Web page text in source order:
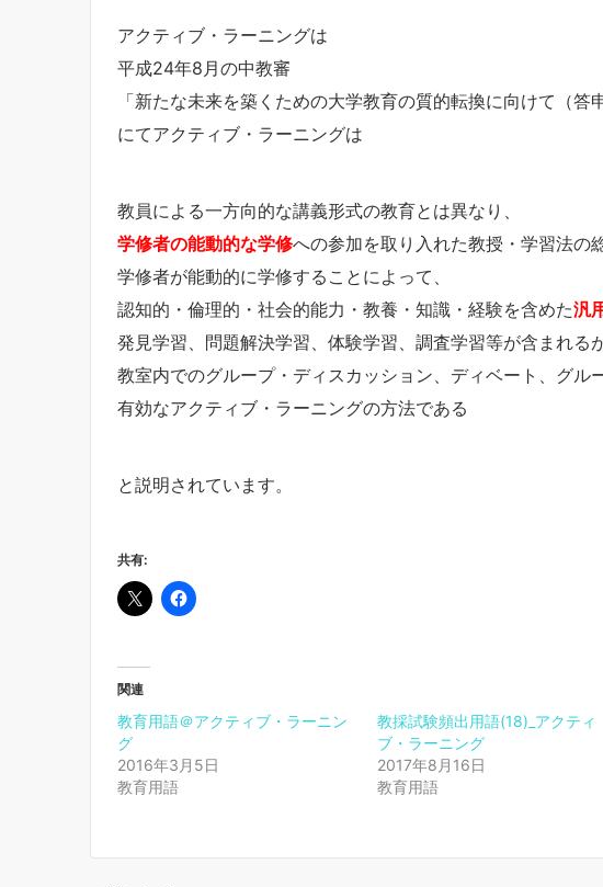
アクティブ・ラーニングは
平成24年8月の中教審
「新たな未来を築くための大学教育の質的転換に向けて（答
にてアクティブ・ラーニングは
教員による一方向的な講義形式の教育とは異なり、
学修者の能動的な学修への参加を取り入れた教授・学習法の
学修者が能動的に学修することによって、
認知的・倫理的・社会的能力・教養・知識・経験を含めた汎
発見学習、問題解決学習、体験学習、調査学習等が含まれるが
教室内でのグループ・ディスカッション、ディベート、グル
有効なアクティブ・ラーニングの方法である
と説明されています。
共有:
関連
教育用語＠アクティブ・ラーニン
グ
2016年3月5日
教育用語
教採試験頻出用語(18)_アクティ
ブ・ラーニング
2017年8月16日
教育用語